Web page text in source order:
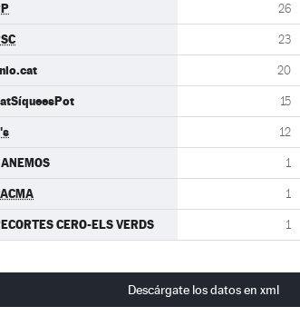
26
23
20
15
12
1
1
CERO-ELS VERDS 1
Descárgate los datos en xml